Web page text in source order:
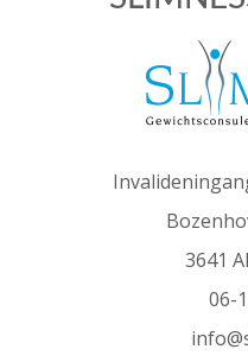
3641
06-